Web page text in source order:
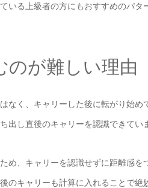
いる上級者の方にもおすすめのパ
のが難しい理由
なく、キャリーした後に転がり始
出し直後のキャリーを認識できてい
め、キャリーを認識せずに距離感
キャリーも計算に入れることで絶